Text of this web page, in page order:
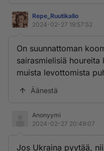
Repe_RuutikaIlo
2024-02-27 19:57:52
On suunnattoman
sairasmielisiä
muista levottomista
Äänestä
Anonyymi
2024-02-27 20:49:07
Jos Ukraina pyytää,